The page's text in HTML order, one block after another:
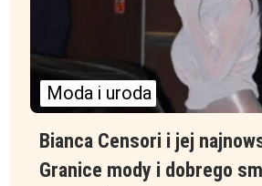
Moda i uroda
Bianca Censori i jej
Granice mody i dobrego